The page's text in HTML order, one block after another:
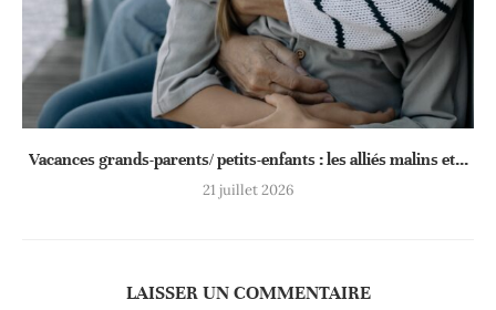
Vacances grands-parents/ petits-enfants : les alliés malins et...
21 juillet 2026
LAISSER UN COMMENTAIRE